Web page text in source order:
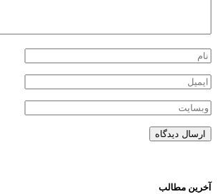
آخرین مطالب